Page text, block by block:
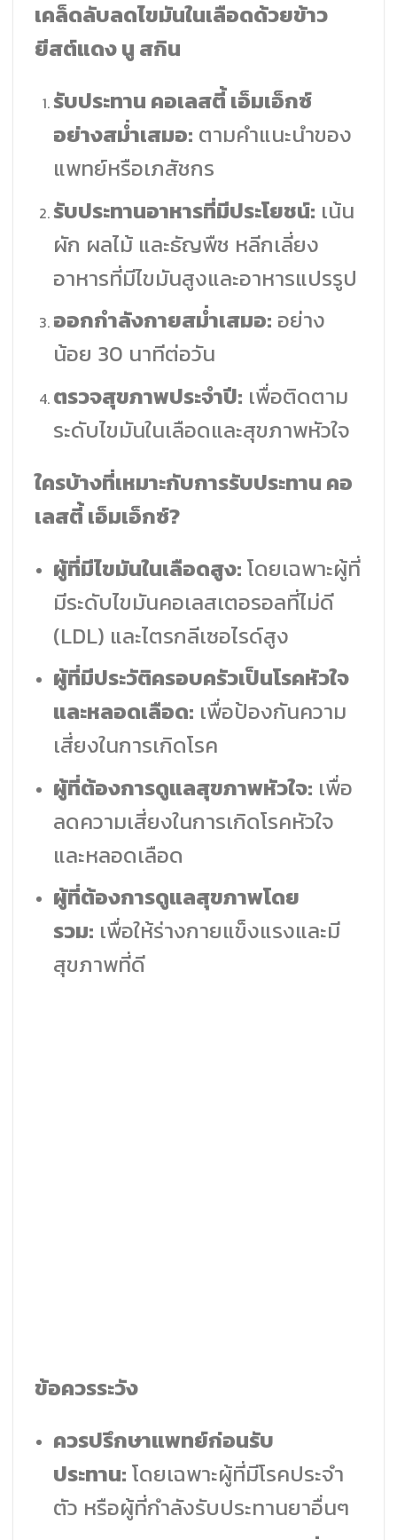
เคล็ดลับลดไขมันในเลือดด้วยข้าว
ยีสต์แดง นู สกิน
รับประทาน คอเลสตี้ เอ็มเอ็กซ์
อย่างสม่ำเสมอ: ตามคำแนะนำของ
แพทย์หรือเภสัชกร
รับประทานอาหารที่มีประโยชน์: เน้น
ผัก ผลไม้ และธัญพืช หลีกเลี่ยง
อาหารที่มีไขมันสูงและอาหารแปรรูป
ออกกำลังกายสม่ำเสมอ: อย่าง
น้อย 30 นาทีต่อวัน
ตรวจสุขภาพประจำปี: เพื่อติดตาม
ระดับไขมันในเลือดและสุขภาพหัวใจ
ใครบ้างที่เหมาะกับการรับประทาน คอ
เลสตี้ เอ็มเอ็กซ์?
ผู้ที่มีไขมันในเลือดสูง: โดยเฉพาะผู้ที่
มีระดับไขมันคอเลสเตอรอลที่ไม่ดี
(LDL) และไตรกลีเซอไรด์สูง
ผู้ที่มีประวัติครอบครัวเป็นโรคหัวใจ
และหลอดเลือด: เพื่อป้องกันความ
เสี่ยงในการเกิดโรค
ผู้ที่ต้องการดูแลสุขภาพหัวใจ: เพื่อ
ลดความเสี่ยงในการเกิดโรคหัวใจ
และหลอดเลือด
ผู้ที่ต้องการดูแลสุขภาพโดย
รวม: เพื่อให้ร่างกายแข็งแรงและมี
สุขภาพที่ดี
ข้อควรระวัง
ควรปรึกษาแพทย์ก่อนรับ
ประทาน: โดยเฉพาะผู้ที่มีโรคประจำ
ตัว หรือผู้ที่กำลังรับประทานยาอื่นๆ